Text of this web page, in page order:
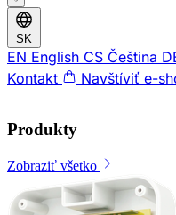
SK
EN English CS Čeština
Kontakt
Navštíviť e-
Produkty
Zobraziť všetko